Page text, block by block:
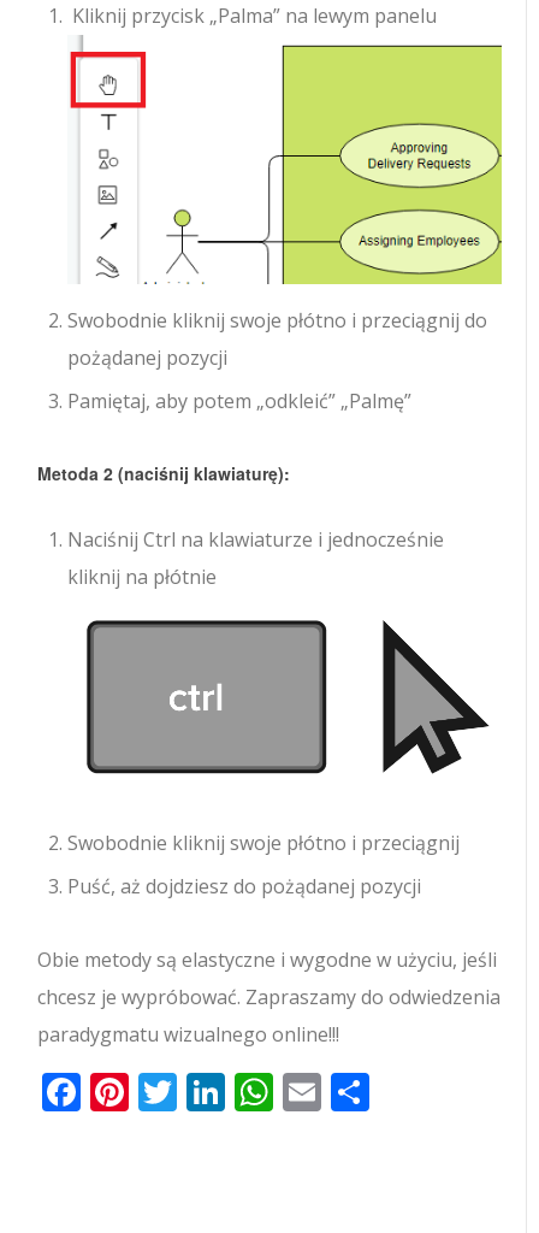
Kliknij przycisk „Palma” na lewym panelu
Swobodnie kliknij swoje płótno i przeciągnij do
pożądanej pozycji
Pamiętaj, aby potem „odkleić” „Palmę”
Metoda 2 (naciśnij klawiaturę):
Naciśnij Ctrl na klawiaturze i jednocześnie
kliknij na płótnie
Swobodnie kliknij swoje płótno i przeciągnij
Puść, aż dojdziesz do pożądanej pozycji
Obie metody są elastyczne i wygodne w użyciu, jeśli
chcesz je wypróbować. Zapraszamy do odwiedzenia
paradygmatu wizualnego online!!!
Facebook
Pinterest
Twitter
LinkedIn
WhatsApp
Email